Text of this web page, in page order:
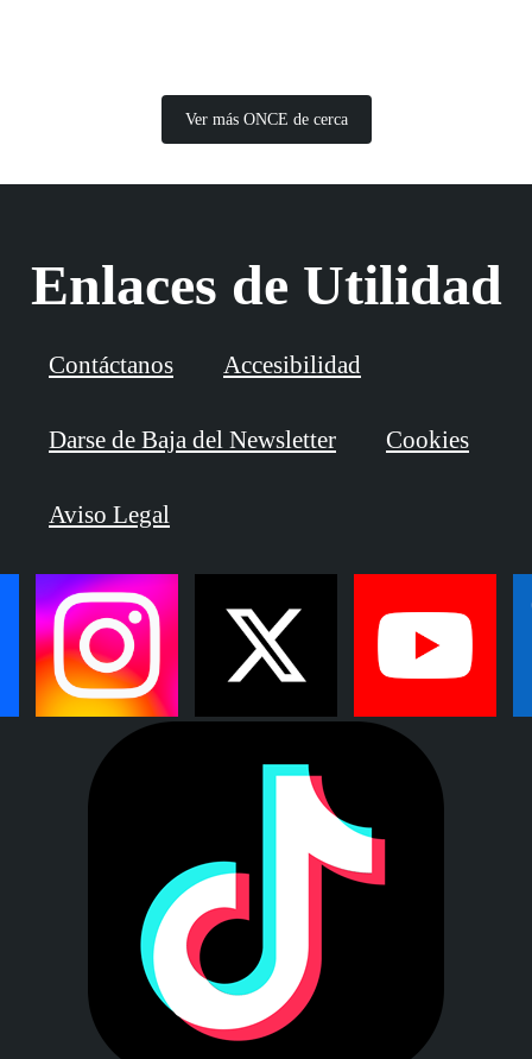
Ver más ONCE de cerca
Enlaces de Utilidad
Contáctanos Accesibilidad
Darse de Baja del Newsletter Cookies
Aviso Legal